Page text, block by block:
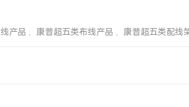
产品 , 康普超五类布线产品 , 康普超五类配线